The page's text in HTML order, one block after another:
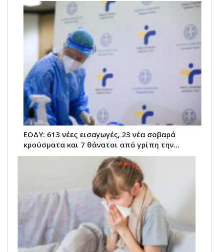
ΕΟΔΥ: 613 νέες εισαγωγές, 23 νέα σοβαρά
κρούσματα και 7 θάνατοι από γρίπη την…